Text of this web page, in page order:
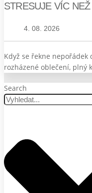
STRESUJE VÍC
4. 08. 2026
Když se řekne
rozházené oblečení, plný
Search